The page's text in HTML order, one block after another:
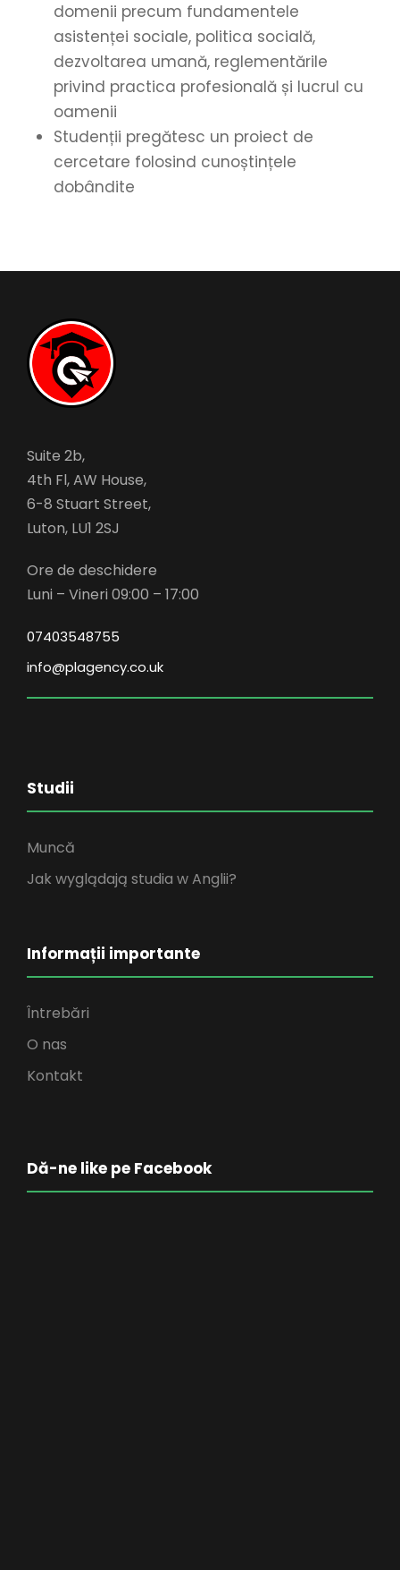
domenii precum fundamentele
asistenței sociale, politica socială,
dezvoltarea umană, reglementările
privind practica profesională și lucrul cu
oamenii
Studenții pregătesc un proiect de
cercetare folosind cunoștințele
dobândite
Suite 2b,
4th Fl, AW House,
6-8 Stuart Street,
Luton, LU1 2SJ
Ore de deschidere
Luni – Vineri 09:00 – 17:00
07403548755
info@plagency.co.uk
Studii
Muncă
Jak wyglądają studia w Anglii?
Informații importante
Întrebări
O nas
Kontakt
Dă-ne like pe Facebook